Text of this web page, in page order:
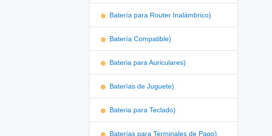
Batería para Router Inalámbrico)
Batería Compatible)
Bateria para Auriculares)
Baterías de Juguete)
Bateria para Teclado)
Baterías para Terminales de Pago)